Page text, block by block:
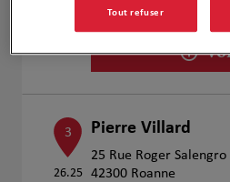
3
26.25
Pierre Villard
25 Rue Roger Salengro
42300 Roanne
Tout refuser